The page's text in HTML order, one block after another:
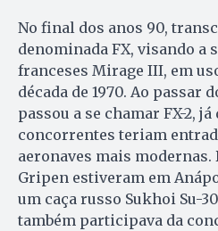
No final dos anos 90,
denominada FX, visando a
franceses Mirage III, em
década de 1970. Ao passar
passou a se chamar FX-2, já
concorrentes teriam
aeronaves mais modernas.
Gripen estiveram em
um caça russo Sukhoi Su-
também participava da